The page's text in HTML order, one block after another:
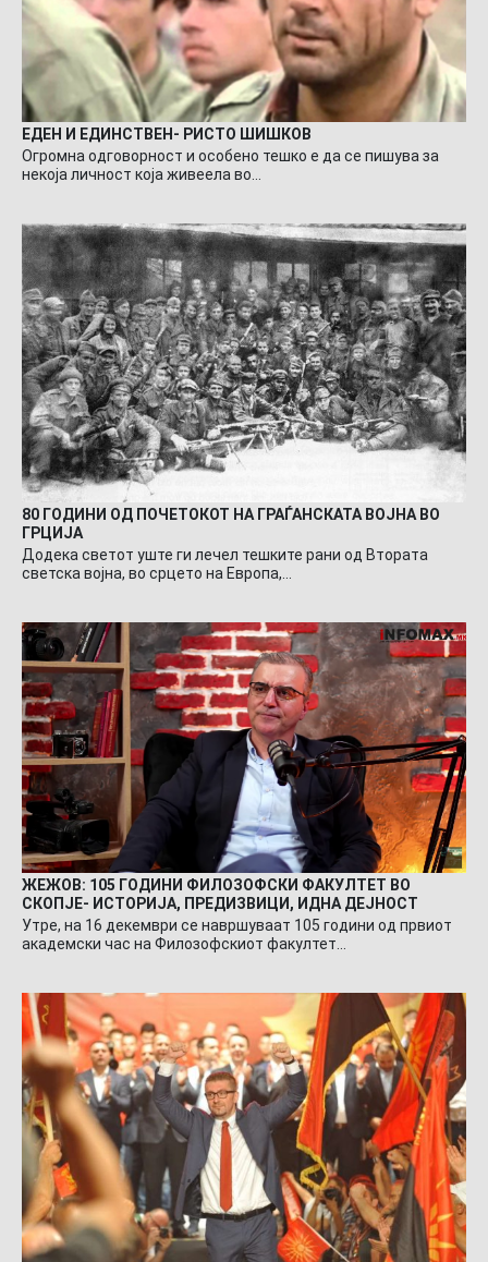
ЕДЕН И ЕДИНСТВЕН- РИСТО ШИШКОВ
Огромна одговорност и особено тешко е да се пишува за
некоја личност која живеела во…
80 ГОДИНИ ОД ПОЧЕТОКОТ НА ГРАЃАНСКАТА ВОЈНА ВО
ГРЦИЈА
Додека светот уште ги лечел тешките рани од Втората
светска војна, во срцето на Европа,…
ЖЕЖОВ: 105 ГОДИНИ ФИЛОЗОФСКИ ФАКУЛТЕТ ВО
СКОПЈЕ- ИСТОРИЈА, ПРЕДИЗВИЦИ, ИДНА ДЕЈНОСТ
Утре, на 16 декември се навршуваат 105 години од првиот
академски час на Филозофскиот факултет…